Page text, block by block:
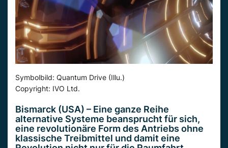
Symbolbild: Quantum Drive (Illu.)
Copyright: IVO Ltd.
Bismarck (USA) – Eine ganze Reihe
alternative Systeme beansprucht für sich,
eine revolutionäre Form des Antriebs ohne
klassische Treibmittel und damit eine